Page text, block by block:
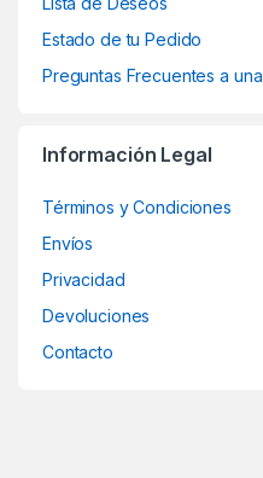
Estado de tu Pedido
Preguntas Frecuentes a
Información Legal
Términos y Condiciones
Envíos
Privacidad
Devoluciones
Contacto